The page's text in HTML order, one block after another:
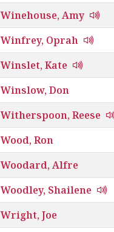
Winehouse, Amy
Winfrey, Oprah
Winslet, Kate
Winslow, Don
Witherspoon, Reese
Wood, Ron
Woodard, Alfre
Woodley, Shailene
Wright, Joe